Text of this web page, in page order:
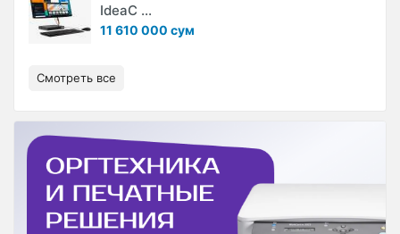
IdeaC ...
11 610 000 сум
Смотреть все